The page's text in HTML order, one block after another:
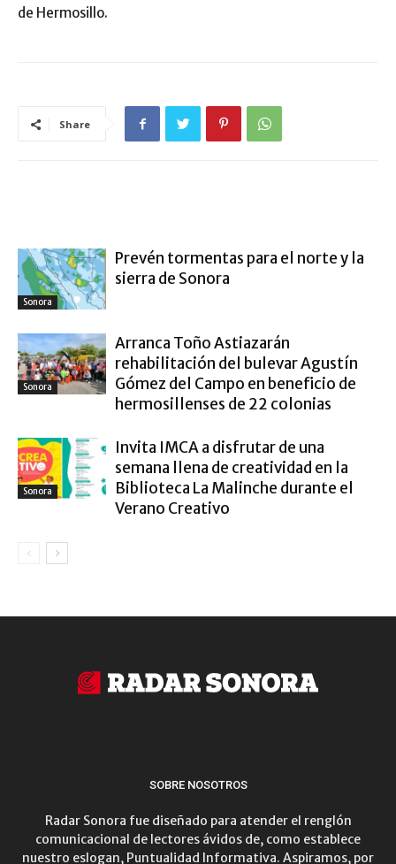
de Hermosillo.
Share
Sonora
Prevén tormentas para el norte y la
sierra de Sonora
Sonora
Arranca Toño Astiazarán
rehabilitación del bulevar Agustín
Gómez del Campo en beneficio de
hermosillenses de 22 colonias
Sonora
Invita IMCA a disfrutar de una
semana llena de creatividad en la
Biblioteca La Malinche durante el
Verano Creativo
SOBRE NOSOTROS
Radar Sonora fue diseñado para atender el renglón
comunicacional de lectores ávidos de, como establece
nuestro eslogan, Puntualidad Informativa. Aspiramos, por